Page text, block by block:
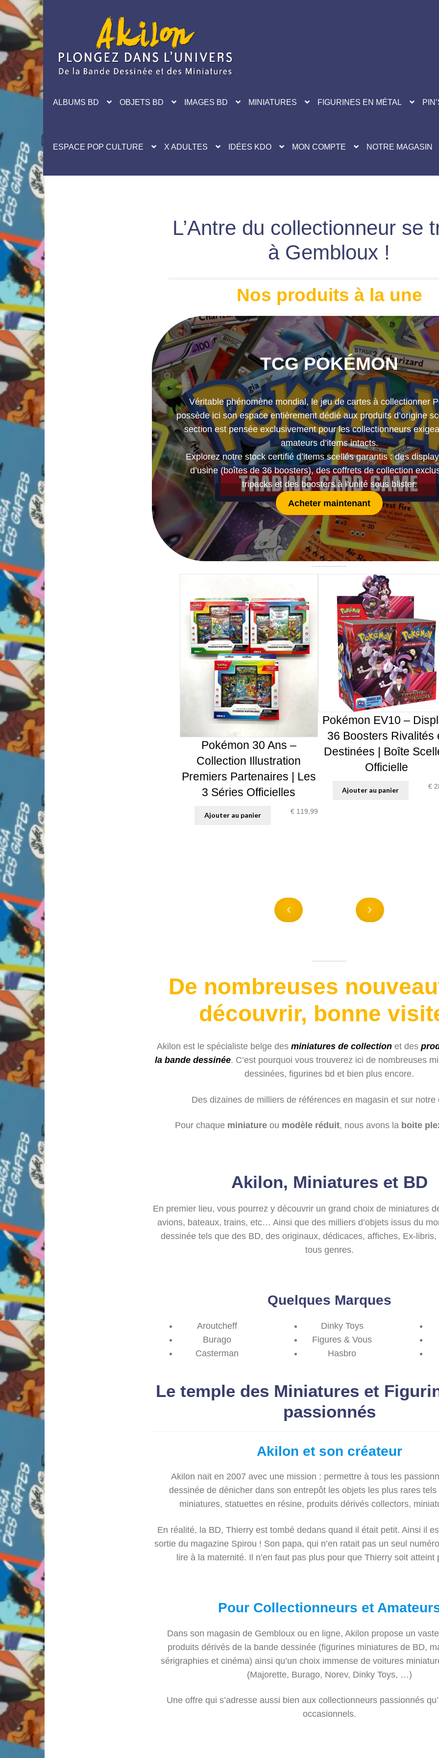
navigation
ALBUMS BD OBJETS BD IMAGES BD MINIATURES FIGURINES EN MÉTAL
ESPACE POP CULTURE X ADULTES IDÉES KDO MON COMPTE NOTRE MAGASIN
L’Antre du collectionneur se
à Gembloux !
Nos produits à la une
TCG POKÉMON
Véritable phénomène mondial, le jeu de cartes à collectionner
possède ici son espace entièrement dédié aux produits d’origine
section est pensée exclusivement pour les collectionneurs
amateurs d’items intacts.
Explorez notre stock certifié d’items scellés garantis : des
d’usine (boîtes de 36 boosters), des coffrets de collection
tripacks et des boosters à l’unité sous blister.
Acheter maintenant
Pokémon 30 Ans –
Collection Illustration
Premiers Partenaires | Les
3 Séries Officielles
€119,99
Ajouter au panier
Pokémon EV10 –
36 Boosters Rivalités
Destinées | Boîte
Officielle
€
Ajouter au panier
De nombreuses
découvrir, bonne
Akilon est le spécialiste belge des miniatures de collectionet des
la bande dessinée. C’est pourquoi vous trouverez ici de nombreuses
dessinées, ﬁgurines bd et bien plus encore.
Des dizaines de milliers de références en magasin et sur notre
Pour chaque miniatureou modèle réduit, nous avons la boite
Akilon, Miniatures et BD
En premier lieu, vous pourrez y découvrir un grand choix de miniatures
avions, bateaux, trains, etc… Ainsi que des milliers d’objets issus du
dessinée tels que des BD, des originaux, dédicaces, affiches, Ex-
tous genres.
Quelques Marques
Aroutcheff
Burago
Casterman
Dinky Toys
Figures & Vous
Hasbro
Le temple des Miniatures et
passionnés
Akilon et son créateur
Akilon nait en 2007 avec une mission : permettre à tous les
dessinée de dénicher dans son entrepôt les objets les plus rares tels
miniatures, statuettes en résine, produits dérivés collectors,
En réalité, la BD, Thierry est tombé dedans quand il était petit. Ainsi il
sortie du magazine Spirou ! Son papa, qui n’en ratait pas un seul
lire à la maternité. Il n’en faut pas plus pour que Thierry soit atteint
Pour Collectionneurs et
Dans son magasin de Gembloux ou en ligne, Akilon propose un
produits dérivés de la bande dessinée (figurines miniatures de BD,
sérigraphies et cinéma) ainsi qu’un choix immense de voitures
(Majorette, Burago, Norev, Dinky Toys, …)
Une offre qui s’adresse aussi bien aux collectionneurs passionnés
occasionnels.